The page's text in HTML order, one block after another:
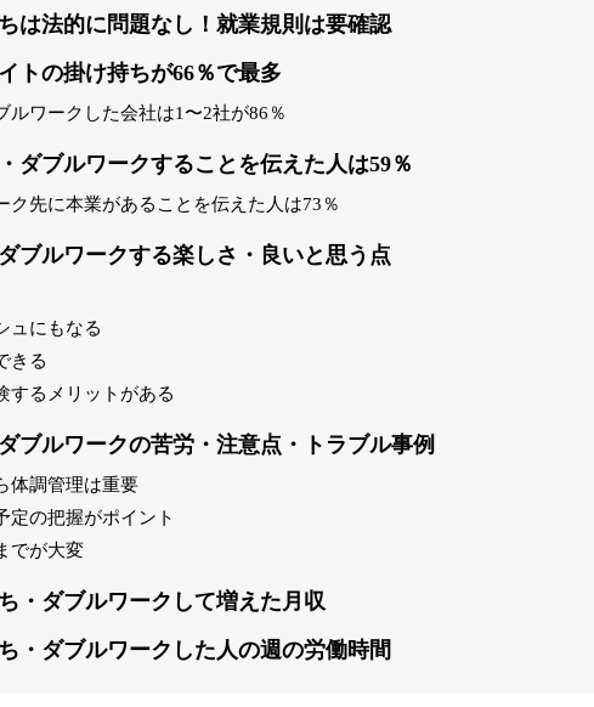
は法的に問題なし！就業規則は要確認
トの掛け持ちが66％で最多
ルワークした会社は1〜2社が86％
ダブルワークすることを伝えた人は59％
ク先に本業があることを伝えた人は73％
ブルワークする楽しさ・良いと思う点
ュにもなる
きる
するメリットがある
ブルワークの苦労・注意点・トラブル事例
体調管理は重要
定の把握がポイント
でが大変
・ダブルワークして増えた月収
・ダブルワークした人の週の労働時間